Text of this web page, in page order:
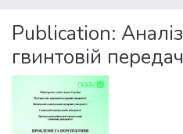
Statistics
Publication:
гвинтовій